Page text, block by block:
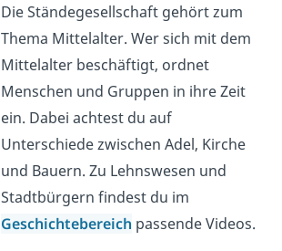
Die Ständegesellschaft gehört zum
Thema Mittelalter. Wer sich mit dem
Mittelalter beschäftigt, ordnet
Menschen und Gruppen in ihre Zeit
ein. Dabei achtest du auf
Unterschiede zwischen Adel, Kirche
und Bauern. Zu Lehnswesen und
Stadtbürgern findest du im
Geschichtebereich passende Videos.